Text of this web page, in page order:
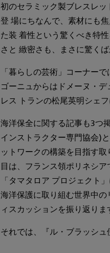
初のセラミック製ブレスレ
登 場にちなんで、素材にも
た装 着性という驚くべき特
さと 緻密さも、まさに驚くば
「暮らしの芸術」コーナー
ゴーニュからはドメーヌ・
レス トランの松尾英明シェ
海洋保全に関する記事も3つ
インストラクター専門協会)
ットワークの構築を目指す
目は、フランス領ポリネシ
「タマタロア プロジェクト
海洋保護に取り組む世界中
ィスカッションを振り返りま
それでは、『ル・ブラッシ